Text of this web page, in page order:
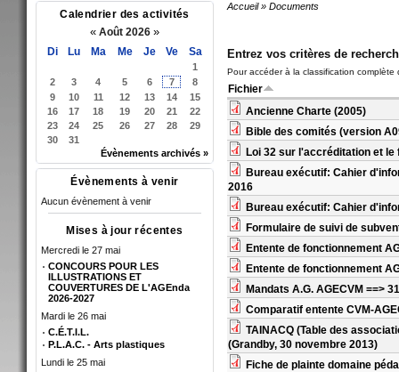
Calendrier des activités
« Août 2026 »
Di Lu Ma Me Je Ve Sa
1
2
3 4 5 6 7
8
9
10 11 12 13 14
15
16
17 18 19 20 21
22
23
24 25 26 27 28
29
30
31
Évènements archivés »
Évènements à venir
Aucun évènement à venir
Mises à jour récentes
Mercredi le 27 mai
CONCOURS POUR LES
ILLUSTRATIONS ET
COUVERTURES DE L'AGEnda
2026-2027
Mardi le 26 mai
C.É.T.I.L.
P.L.A.C. - Arts plastiques
Lundi le 25 mai
Accueil» Documents
Entrez vos critères de
Pour accéder à la classification
Fichier
Ancienne Charte (2005)
Bible des comités (version
Loi 32 sur l'accréditation et
Bureau exécutif: Cahier
2016
Bureau exécutif: Cahier
Formulaire de suivi de
Entente de fonctionnement
Entente de fonctionnement
Mandats A.G. AGECVM ==>
Comparatif entente CVM-
TAINACQ (Table des
(Grandby, 30 novembre 2013)
Fiche de plainte domaine